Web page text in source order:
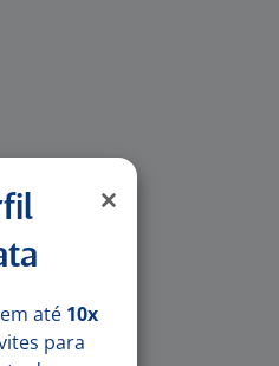
até 10x
para